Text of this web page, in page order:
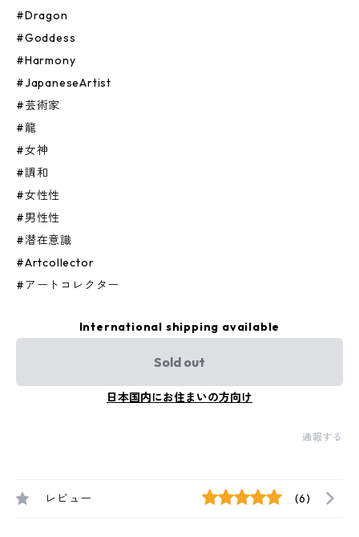
#Dragon
#Goddess
#Harmony
#JapaneseArtist
#芸術家
#龍
#女神
#調和
#女性性
#男性性
#潜在意識
#Artcollector
#アートコレクター
International shipping available
Sold out
日本国内にお住まいの方向け
通報する
レビュー (6)